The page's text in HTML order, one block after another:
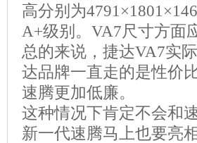
高分别为
A+级别。VA7尺寸方面
总的来说，捷达VA7实
达品牌一直走的是性价
速腾更加低廉。
这种情况下肯定不会和
新一代速腾马上也要亮